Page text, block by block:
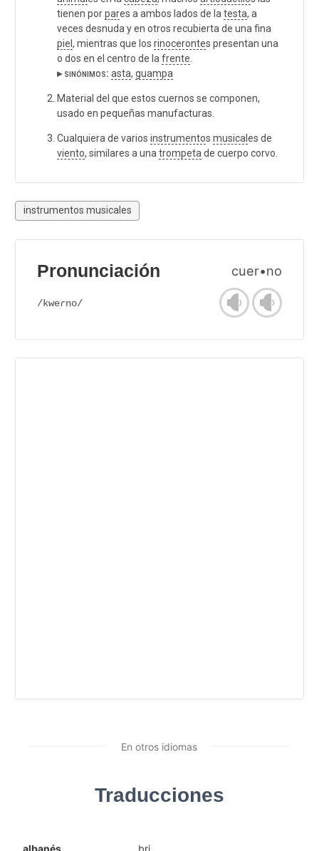
tienen porpares a ambos lados de la testa, a
veces desnuda y en otros recubierta de una fina
piel , mientras que los rinocerontes presentan una
o dos en el centro de la frente
▸ sinónimos: asta, guampa
Material del que estos cuernos se componen,
usado en pequeñas manufacturas.
Cualquiera de varios instrumentos musical es de
viento, similares a una trompeta de cuerpo corvo.
instrumentos musicales
Pronunciación cuer•no
/kweɾno/
En otros idiomas
Traducciones
albanés bri